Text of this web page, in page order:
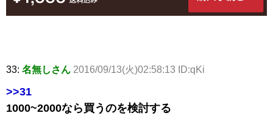
33: 名無しさん 2016/09/13(火)02:58:13 ID:qKi
>>31
1000~2000なら買うのを検討する